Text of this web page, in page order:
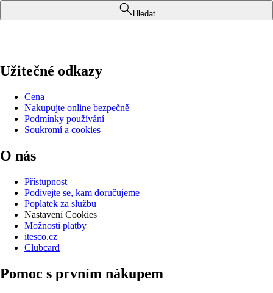
Hledat
Užitečné odkazy
Cena
Nakupujte online bezpečně
Podmínky používání
Soukromí a cookies
O nás
Přístupnost
Podívejte se, kam doručujeme
Poplatek za službu
Nastavení Cookies
Možnosti platby
itesco.cz
Clubcard
Pomoc s prvním nákupem